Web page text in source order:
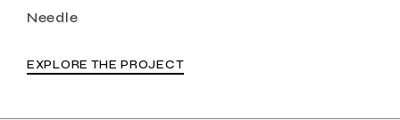
Needle
EXPLORE THE PROJECT